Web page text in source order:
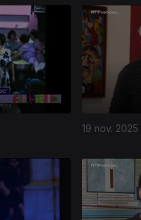
19 nov. 2025